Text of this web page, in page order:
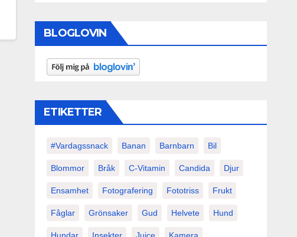
BLOGLOVIN
ETIKETTER
#vardagssnack Banan Barnbarn Bil
Blommor Bråk C-Vitamin Candida Djur
Ensamhet Fotografering Fototriss Frukt
Fåglar Grönsaker Gud Helvete Hund